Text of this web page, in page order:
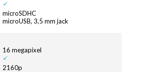
microSDHC
microUSB, 3,5 mm jack
16 megapixel
2160p